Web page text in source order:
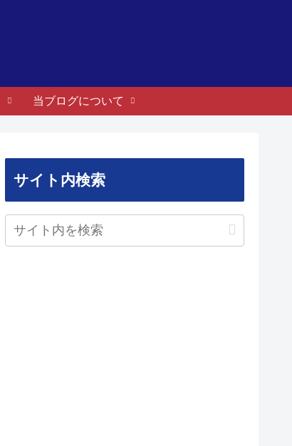
当ブログについて
サイト内検索